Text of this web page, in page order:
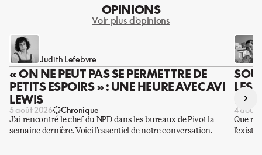
OPINIONS
Voir plus d'opinions
Judith Lefebvre
« ON NE PEUT PAS SE PERMETTRE DE
PETITS ESPOIRS » : UNE HEURE AVEC AVI
LEWIS
5 août 2026 Chronique
J’ai rencontré le chef du NPD dans les bureaux de Pivot la
semaine dernière. Voici l’essentiel de notre conversation.
LES
DES
4 août
Que
›